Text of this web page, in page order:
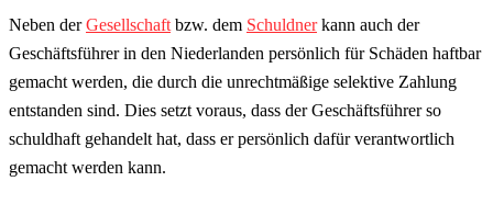
Neben derGesellschaft bzw. dem Schuldnerkann auch der
Geschäftsführer in den Niederlanden persönlich für Schäden haftbar
gemacht werden, die durch die unrechtmäßige selektive Zahlung
entstanden sind. Dies setzt voraus, dass der Geschäftsführer so
schuldhaft gehandelt hat, dass er persönlich dafür verantwortlich
gemacht werden kann.